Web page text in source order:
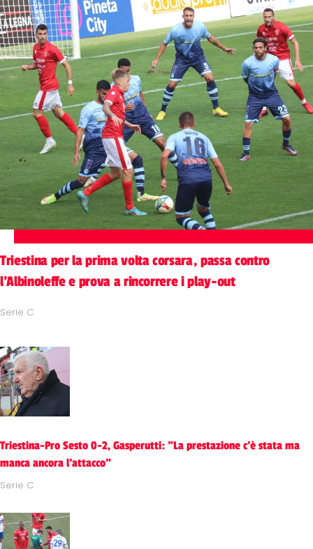
Triestina per la prima volta corsara, passa contro
l'Albinoleffe e prova a rincorrere i play-out
Serie C
Triestina-Pro Sesto 0-2, Gasperutti: "La prestazione c'è stata ma
manca ancora l'attacco"
Serie C